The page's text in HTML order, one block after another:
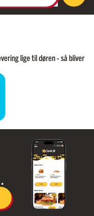
lige til døren - så bliver